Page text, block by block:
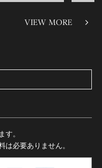
VIEW MORE
す。
は必要ありません。